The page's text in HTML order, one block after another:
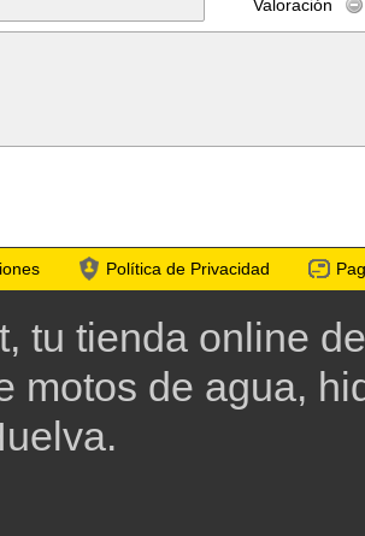
Valoración
Política de Privacidad
tu tienda online
motos de agua,